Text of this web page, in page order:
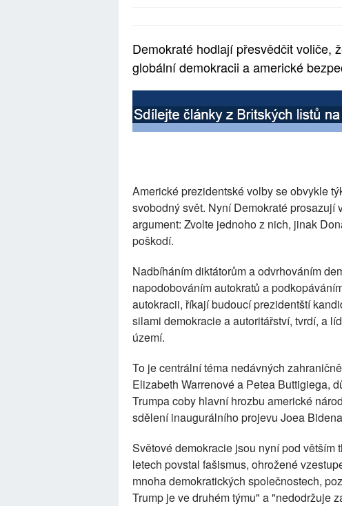
Demokraté hodlají přesvědčit voliče,
globální demokracii a americké
Americké prezidentské volby se obvykle
svobodný svět. Nyní Demokraté
argument: Zvolte jednoho z nich, jinak
poškodí.
Nadbíháním diktátorům a odvrhováním
napodobováním autokratů a
autokracii, říkají budoucí prezidentští
silami demokracie a autoritářství, tvrdí, a
území.
To je centrální téma nedávných
Elizabeth Warrenové a Petea Buttigiega,
Trumpa coby hlavní hrozbu americké
sdělení inaugurálního projevu Joea
Světové demokracie jsou nyní pod větším
letech povstal fašismus, ohrožené
mnoha demokratických společnostech,
Trump je ve druhém týmu" a "nedodržuje